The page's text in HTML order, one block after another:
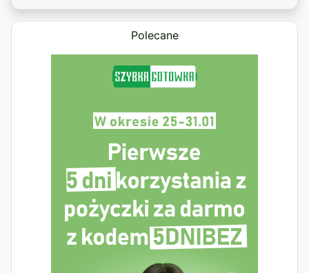
Polecane